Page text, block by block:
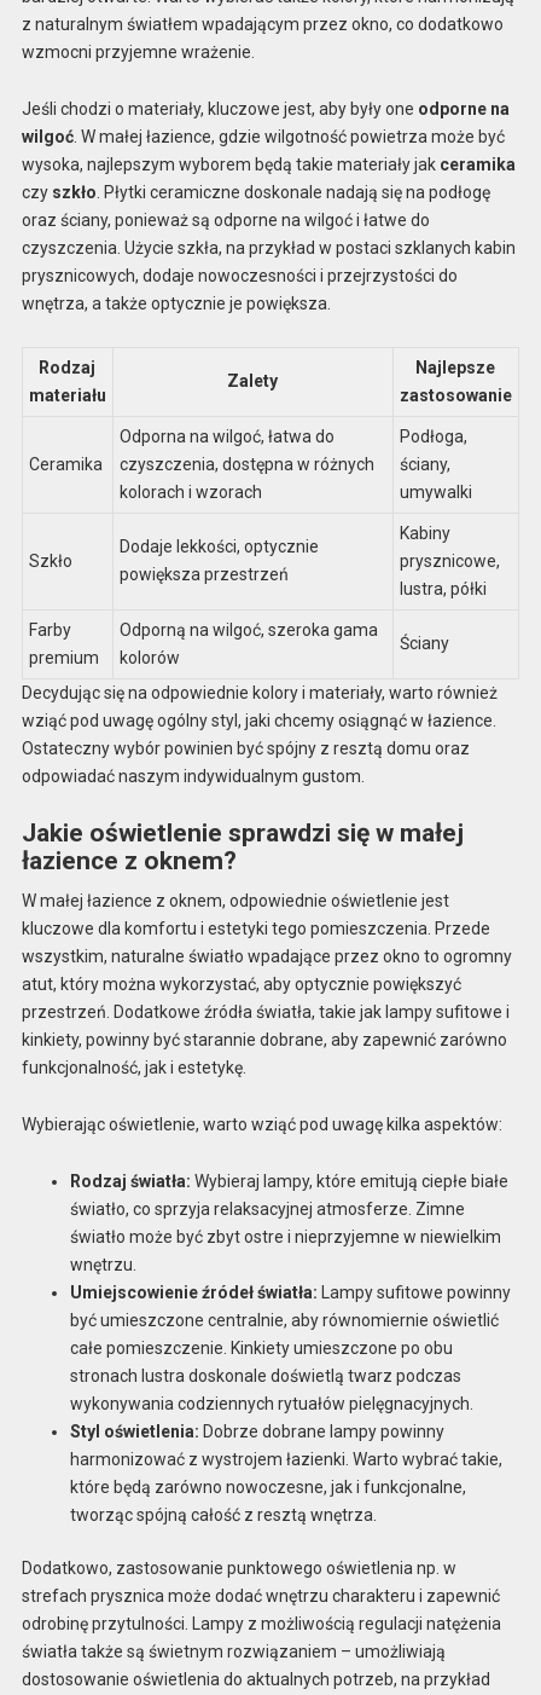
z naturalnym światłem wpadającym przez okno, co dodatkowo
wzmocni przyjemne wrażenie.
Jeśli chodzi o materiały, kluczowe jest, aby były one odporne na
wilgoć. W małej łazience, gdzie wilgotność powietrza może być
wysoka, najlepszym wyborem będą takie materiały jak ceramika
czy szkło . Płytki ceramiczne doskonale nadają się na podłogę
oraz ściany, ponieważ są odporne na wilgoć i łatwe do
czyszczenia. Użycie szkła, na przykład w postaci szklanych kabin
prysznicowych, dodaje nowoczesności i przejrzystości do
wnętrza, a także optycznie je powiększa.
Rodzaj
materiału
Zalety
Najlepsze
zastosowanie
Ceramika
Odporna na wilgoć, łatwa do
czyszczenia, dostępna w różnych
kolorach i wzorach
Podłoga,
ściany,
umywalki
Szkło
Dodaje lekkości, optycznie
powiększa przestrzeń
Kabiny
prysznicowe,
lustra, półki
Farby
premium
Odporną na wilgoć, szeroka gama
kolorów
Ściany
Decydując się na odpowiednie kolory i materiały, warto również
wziąć pod uwagę ogólny styl, jaki chcemy osiągnąć w łazience.
Ostateczny wybór powinien być spójny z resztą domu oraz
odpowiadać naszym indywidualnym gustom.
Jakie oświetlenie sprawdzi się w małej
łazience z oknem?
W małej łazience z oknem, odpowiednie oświetlenie jest
kluczowe dla komfortu i estetyki tego pomieszczenia. Przede
wszystkim, naturalne światło wpadające przez okno to ogromny
atut, który można wykorzystać, aby optycznie powiększyć
przestrzeń. Dodatkowe źródła światła, takie jak lampy sufitowe i
kinkiety, powinny być starannie dobrane, aby zapewnić zarówno
funkcjonalność, jak i estetykę.
Wybierając oświetlenie, warto wziąć pod uwagę kilka aspektów:
Rodzaj światła: Wybieraj lampy, które emitują ciepłe białe
światło, co sprzyja relaksacyjnej atmosferze. Zimne
światło może być zbyt ostre i nieprzyjemne w niewielkim
wnętrzu.
Umiejscowienie źródeł światła: Lampy sufitowe powinny
być umieszczone centralnie, aby równomiernie oświetlić
całe pomieszczenie. Kinkiety umieszczone po obu
stronach lustra doskonale doświetlą twarz podczas
wykonywania codziennych rytuałów pielęgnacyjnych.
Styl oświetlenia: Dobrze dobrane lampy powinny
harmonizować z wystrojem łazienki. Warto wybrać takie,
które będą zarówno nowoczesne, jak i funkcjonalne,
tworząc spójną całość z resztą wnętrza.
Dodatkowo, zastosowanie punktowego oświetlenia np. w
strefach prysznica może dodać wnętrzu charakteru i zapewnić
odrobinę przytulności. Lampy z możliwością regulacji natężenia
światła także są świetnym rozwiązaniem – umożliwiają
dostosowanie oświetlenia do aktualnych potrzeb, na przykład